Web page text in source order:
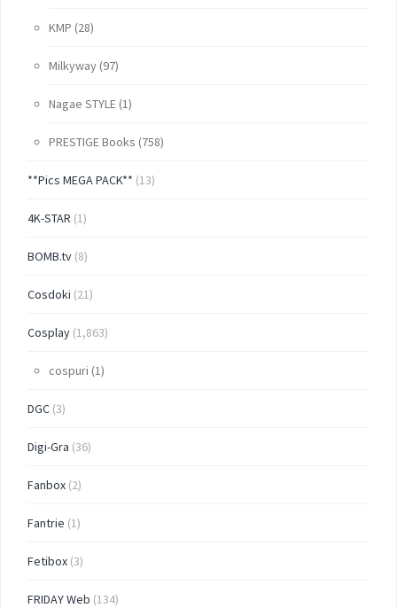
KMP (28)
Milkyway (97)
Nagae STYLE (1)
PRESTIGE Books (758)
**Pics MEGA PACK** (13)
4K-STAR (1)
BOMB.tv (8)
Cosdoki (21)
Cosplay (1,863)
cospuri (1)
DGC (3)
Digi-Gra (36)
Fanbox (2)
Fantrie (1)
Fetibox (3)
FRIDAY Web (134)